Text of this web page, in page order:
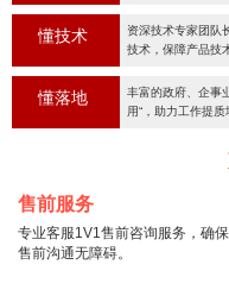
懂技术
资深技术专家团队
技术，保障产品技
懂落地
丰富的政府、企事
用“，助力工作提质
售前服务
专业客服1V1售前咨询服务，确保
售前沟通无障碍。